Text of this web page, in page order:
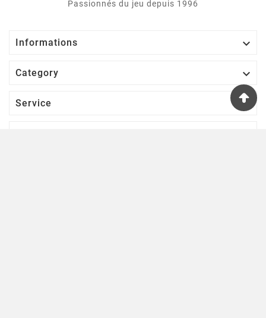
Passionnés du jeu depuis 1996
Informations 
Category 
Service 